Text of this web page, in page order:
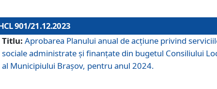
901/21.12.2023
Titlu: Aprobarea Planului anual de acțiune privind
sociale administrate și finanțate din bugetul Consiliului
al Municipiului Brașov, pentru anul 2024.